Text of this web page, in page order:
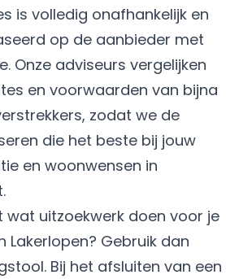
is volledig onafhankelijk en
op de aanbieder met
Onze adviseurs vergelijken
en voorwaarden van bijna
zodat we de
die het beste bij jouw
en woonwensen in
wat uitzoekwerk doen voor je
Lakerlopen? Gebruik dan
Bij het afsluiten van een